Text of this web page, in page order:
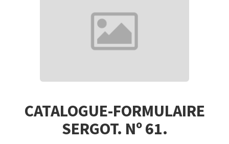
CATALOGUE-FORMULAIRE
SERGOT. Nº 61.